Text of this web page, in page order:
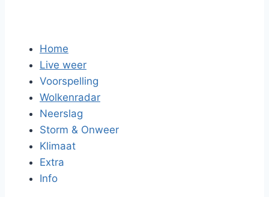
Home
Live weer
Voorspelling
Wolkenradar
Neerslag
Storm & Onweer
Klimaat
Extra
Info